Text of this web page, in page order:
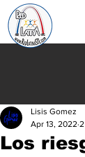
Los
Lisis Gomez
Apr 13, 2022